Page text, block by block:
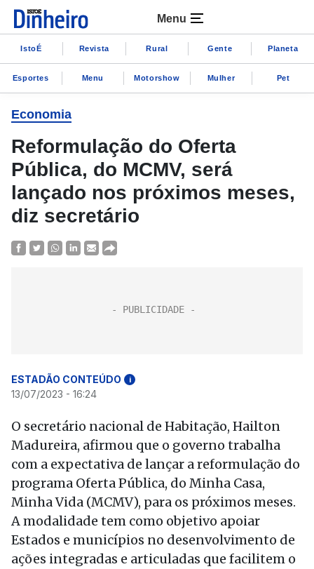
Menu
IstoÉ Revista Rural Gente Planeta
Esportes Menu Motorshow Mulher Pet
Economia
Reformulação do Oferta
Pública, do MCMV, será
lançado nos próximos meses,
diz secretário
ESTADÃO CONTEÚDO i
13/07/2023 - 16:24
O secretário nacional de Habitação, Hailton
Madureira, afirmou que o governo trabalha
com a expectativa de lançar a reformulação do
programa Oferta Pública, do Minha Casa,
Minha Vida (MCMV), para os próximos meses.
A modalidade tem como objetivo apoiar
Estados e municípios no desenvolvimento de
ações integradas e articuladas que facilitem o